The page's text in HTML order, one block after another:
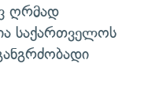
ღრმად
საქართველოს